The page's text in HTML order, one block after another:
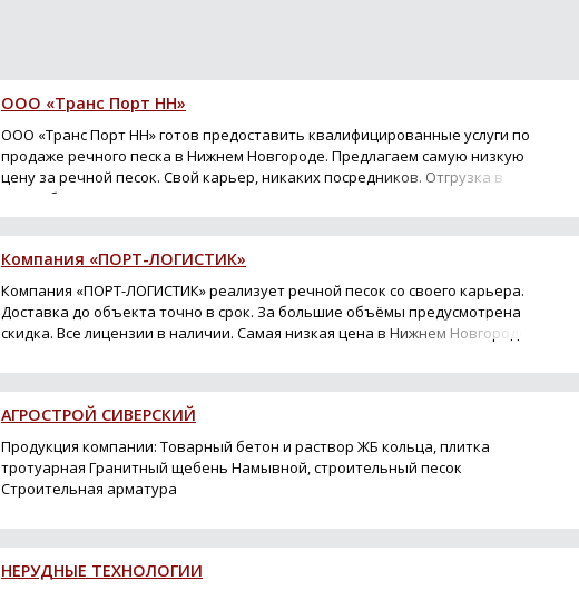
ООО «Транс Порт НН»
ООО «Транс Порт НН» готов предоставить квалифицированные услуги по
продаже речного песка в Нижнем Новгороде. Предлагаем самую низкую
цену за речной песок. Свой карьер, никаких посредников. Отгрузка в
день обращения!
Компания «ПОРТ-ЛОГИСТИК»
Компания «ПОРТ-ЛОГИСТИК» реализует речной песок со своего карьера.
Доставка до объекта точно в срок. За большие объёмы предусмотрена
скидка. Все лицензии в наличии. Самая низкая цена в Нижнем Новгороде.
АГРОСТРОЙ СИВЕРСКИЙ
Продукция компании: Товарный бетон и раствор ЖБ кольца, плитка
тротуарная Гранитный щебень Намывной, строительный песок
Строительная арматура
НЕРУДНЫЕ ТЕХНОЛОГИИ